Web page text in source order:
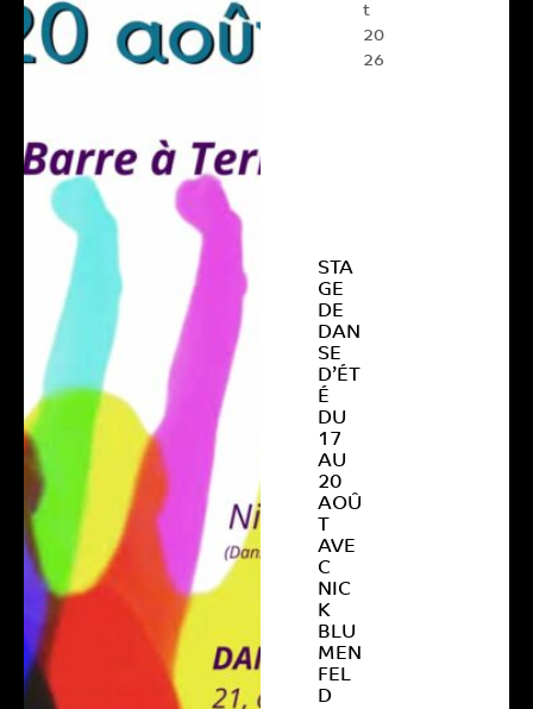
STA
GE
DE
DAN
SE
D’ÉT
É
DU
17
AU
20
AOÛ
T
AVE
C
NIC
K
BLU
MEN
FEL
D
t
20
26